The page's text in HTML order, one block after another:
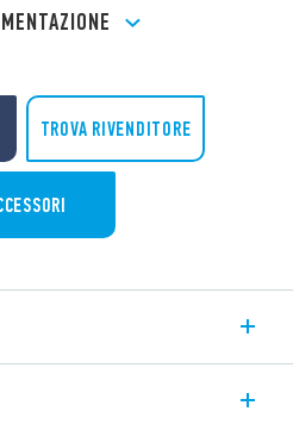
TROVA RIVENDITORE